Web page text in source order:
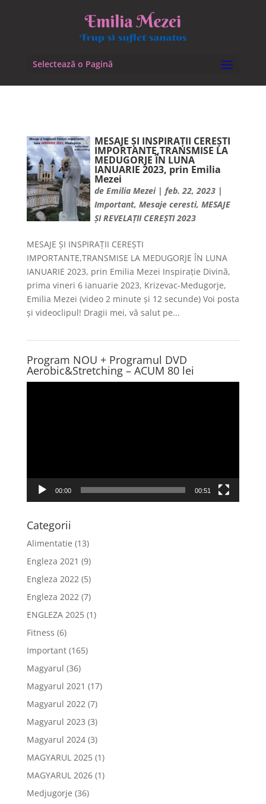
Selectează o Pagină
MESAJE ȘI INSPIRAȚII CEREȘTI
IMPORTANTE,TRANSMISE LA
MEDUGORJE ÎN LUNA
IANUARIE 2023, prin Emilia
Mezei
deEmilia Mezei|feb. 22, 2023 |
Important,Mesaje ceresti,MESAJE
ȘI REVELAȚII CEREȘTI 2023
MESAJE ȘI INSPIRAȚII CEREȘTI
IMPORTANTE,TRANSMISE LA MEDUGORJE ÎN LUNA
IANUARIE 2023, prin Emilia Mezei Inspirație Divină,
prima vineri 6 ianuarie 2023, Krizevac-Medugorje,
Emilia Mezei (video 2 minute și 12 secunde) Voi posta
și videoclipul! Dragii mei, vă salut pe...
Program NOU + Programul DVD
Aerobic&Stretching – ACUM 80 lei
00:00 00:51
Categorii
Alimentatie (13)
Engleza 2021 (9)
Engleza 2022 (5)
Engleza 2022 (7)
ENGLEZA 2025(1)
Fitness (6)
Important(165)
Magyarul (36)
Magyarul 2021 (17)
Magyarul 2022 (7)
Magyarul 2023 (3)
Magyarul 2024(3)
MAGYARUL 2025(1)
MAGYARUL 2026(1)
Medjugorje (36)